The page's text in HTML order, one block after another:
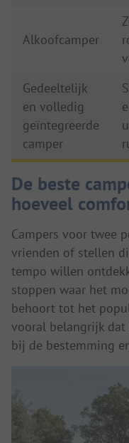
Alkoofcamper
Gedeeltelijk
en volledig
geïntegreerde
camper
De beste
hoeveel
Campers voor twee
vrienden of stellen
tempo willen
stoppen waar het
behoort tot het
vooral belangrijk
bij de bestemming